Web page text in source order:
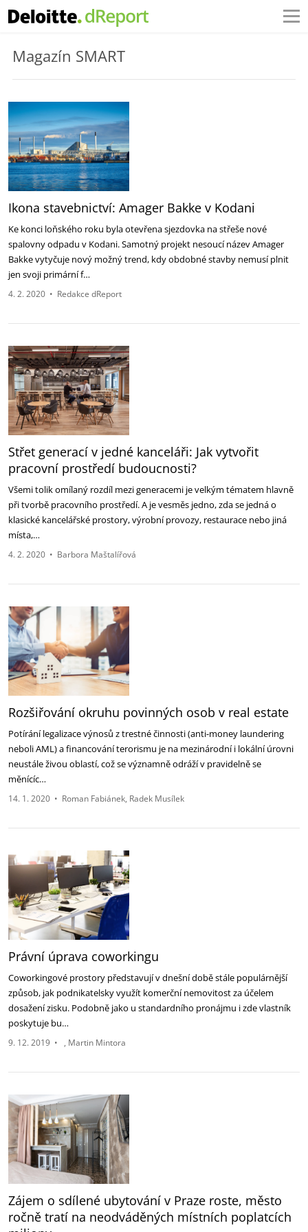
Magazín SMART
Ikona stavebnictví: Amager Bakke v Kodani
Ke konci loňského roku byla otevřena sjezdovka na střeše nové
spalovny odpadu v Kodani. Samotný projekt nesoucí název Amager
Bakke vytyčuje nový možný trend, kdy obdobné stavby nemusí plnit
jen svoji primární f…
4. 2. 2020 • Redakce dReport
Střet generací v jedné kanceláři: Jak vytvořit
pracovní prostředí budoucnosti?
Všemi tolik omílaný rozdíl mezi generacemi je velkým tématem hlavně
při tvorbě pracovního prostředí. A je vesměs jedno, zda se jedná o
klasické kancelářské prostory, výrobní provozy, restaurace nebo jiná
místa,…
4. 2. 2020 • Barbora Maštalířová
Rozšiřování okruhu povinných osob v real estate
Potírání legalizace výnosů z trestné činnosti (anti-money laundering
neboli AML) a financování terorismu je na mezinárodní i lokální úrovni
neustále živou oblastí, což se významně odráží v pravidelně se
měnícíc…
14. 1. 2020 • Roman Fabiánek Radek Musílek
Právní úprava coworkingu
Coworkingové prostory představují v dnešní době stále populárnější
způsob, jak podnikatelsky využít komerční nemovitost za účelem
dosažení zisku. Podobně jako u standardního pronájmu i zde vlastník
poskytuje bu…
9. 12. 2019 • Martin Mintora
Zájem o sdílené ubytování v Praze roste, město
ročně tratí na neodváděných místních poplatcích